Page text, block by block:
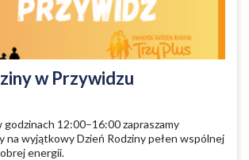
w Przywidzu
godzinach 12:00–16:00 zapraszamy
na wyjątkowy Dzień Rodziny pełen wspólnej
energii.